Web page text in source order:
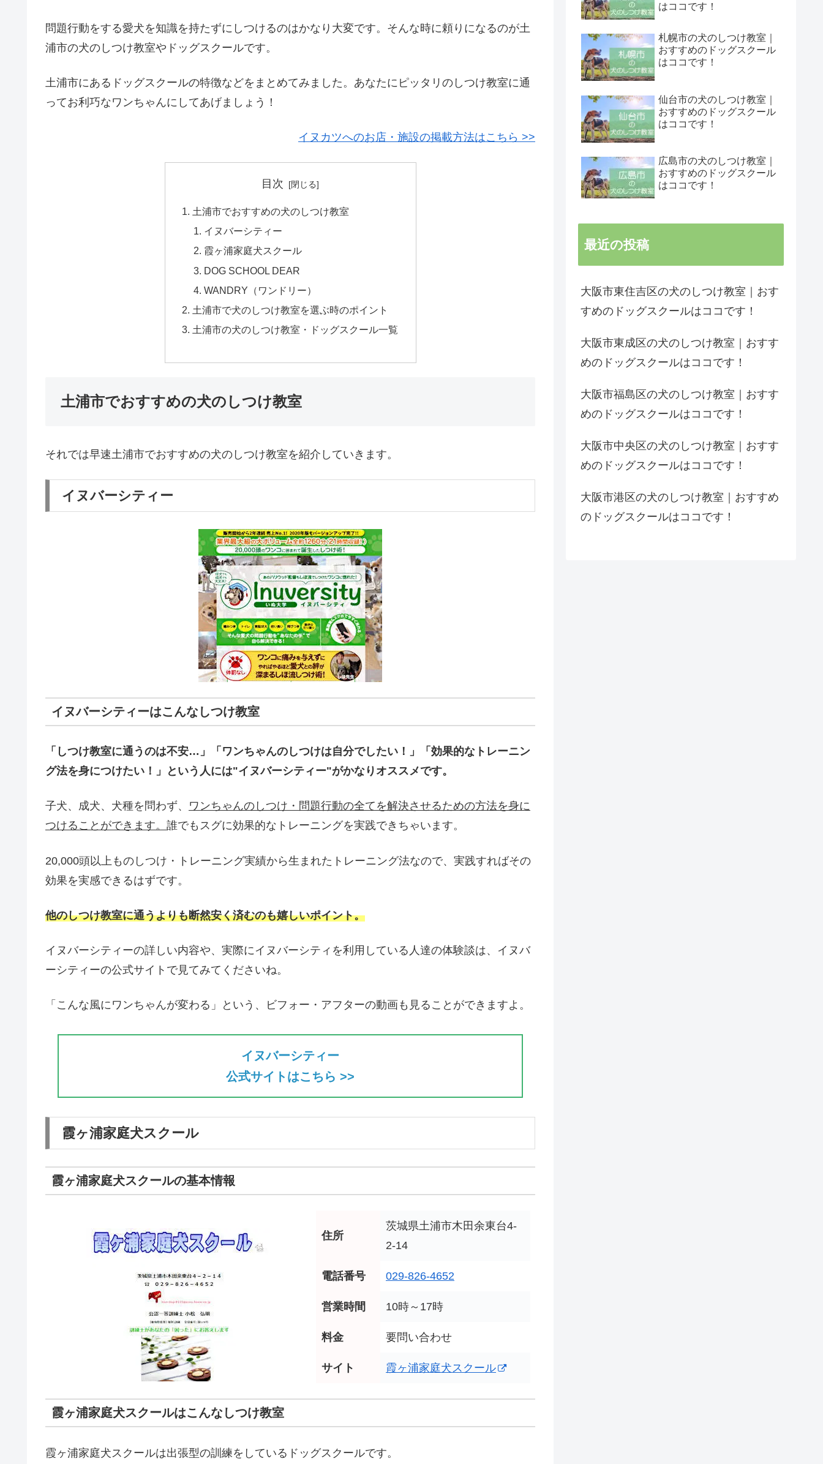
問題行動をする愛犬を知識を持たずにしつけるのはかなり大変です。そんな時に頼りになるのが土
浦市の犬のしつけ教室やドッグスクールです。
土浦市にあるドッグスクールの特徴などをまとめてみました。あなたにピッタリのしつけ教室に通
ってお利巧なワンちゃんにしてあげましょう！
イヌカツへのお店・施設の掲載方法はこちら >>
目次
土浦市でおすすめの犬のしつけ教室
イヌバーシティー
霞ヶ浦家庭犬スクール
DOG SCHOOL DEAR
WANDRY（ワンドリー）
土浦市で犬のしつけ教室を選ぶ時のポイント
土浦市の犬のしつけ教室・ドッグスクール一覧
土浦市でおすすめの犬のしつけ教室
それでは早速土浦市でおすすめの犬のしつけ教室を紹介していきます。
イヌバーシティー
イヌバーシティーはこんなしつけ教室
「しつけ教室に通うのは不安…」「ワンちゃんのしつけは自分でしたい！」「効果的なトレーニン
グ法を身につけたい！」という人には"イヌバーシティー"がかなりオススメです。
子犬、成犬、犬種を問わず、 ワンちゃんのしつけ・問題行動の全てを解決させるための方法を身に
つけることができます。 誰でもスグに効果的なトレーニングを実践できちゃいます。
20,000頭以上ものしつけ・トレーニング実績から生まれたトレーニング法なので、実践すればその
効果を実感できるはずです。
他のしつけ教室に通うよりも断然安く済むのも嬉しいポイント。
イヌバーシティーの詳しい内容や、実際にイヌバーシティを利用している人達の体験談は、イヌバ
ーシティーの公式サイトで見てみてくださいね。
「こんな風にワンちゃんが変わる」という、ビフォー・アフターの動画も見ることができますよ。
イヌバーシティー
公式サイトはこちら >>
霞ヶ浦家庭犬スクール
霞ヶ浦家庭犬スクールの基本情報
住所
茨城県土浦市木田余東台4-
2-14
電話番号 029-826-4652
営業時間 10時～17時
料金 要問い合わせ
サイト 霞ヶ浦家庭犬スクール
霞ヶ浦家庭犬スクールはこんなしつけ教室
霞ヶ浦家庭犬スクールは出張型の訓練をしているドッグスクールです。
はココです！
札幌市の犬のしつけ教室｜
おすすめのドッグスクール
はココです！
仙台市の犬のしつけ教室｜
おすすめのドッグスクール
はココです！
広島市の犬のしつけ教室｜
おすすめのドッグスクール
はココです！
最近の投稿
大阪市東住吉区の犬のしつけ教室｜おす
すめのドッグスクールはココです！
大阪市東成区の犬のしつけ教室｜おすす
めのドッグスクールはココです！
大阪市福島区の犬のしつけ教室｜おすす
めのドッグスクールはココです！
大阪市中央区の犬のしつけ教室｜おすす
めのドッグスクールはココです！
大阪市港区の犬のしつけ教室｜おすすめ
のドッグスクールはココです！